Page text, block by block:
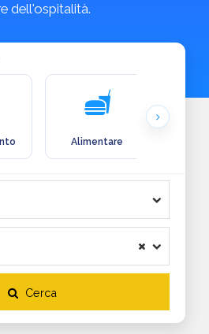
dell'ospitalità.
Alimentare
Cerca